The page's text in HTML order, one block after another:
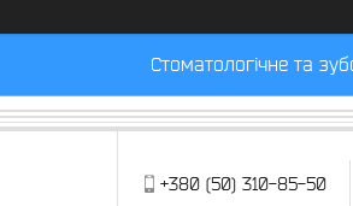
Стоматологічне та
+380 (50) 310-85-50